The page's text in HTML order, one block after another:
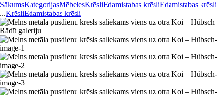
SākumsKategorijasMēbelesKrēsliĒdamistabas krēsliĒdamistabas krēsli
...KrēsliĒdamistabas krēsli
Rādīt galeriju